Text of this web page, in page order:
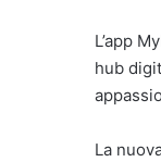
L’app
hub
La